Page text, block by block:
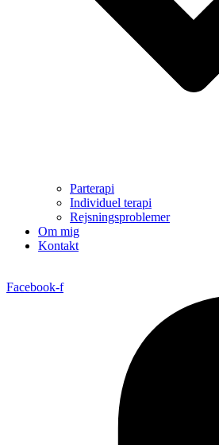
Parterapi
Individuel terapi
Rejsningsproblemer
Om mig
Kontakt
Facebook-f